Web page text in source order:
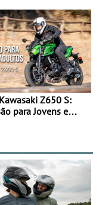
Z650 S:
para Jovens e